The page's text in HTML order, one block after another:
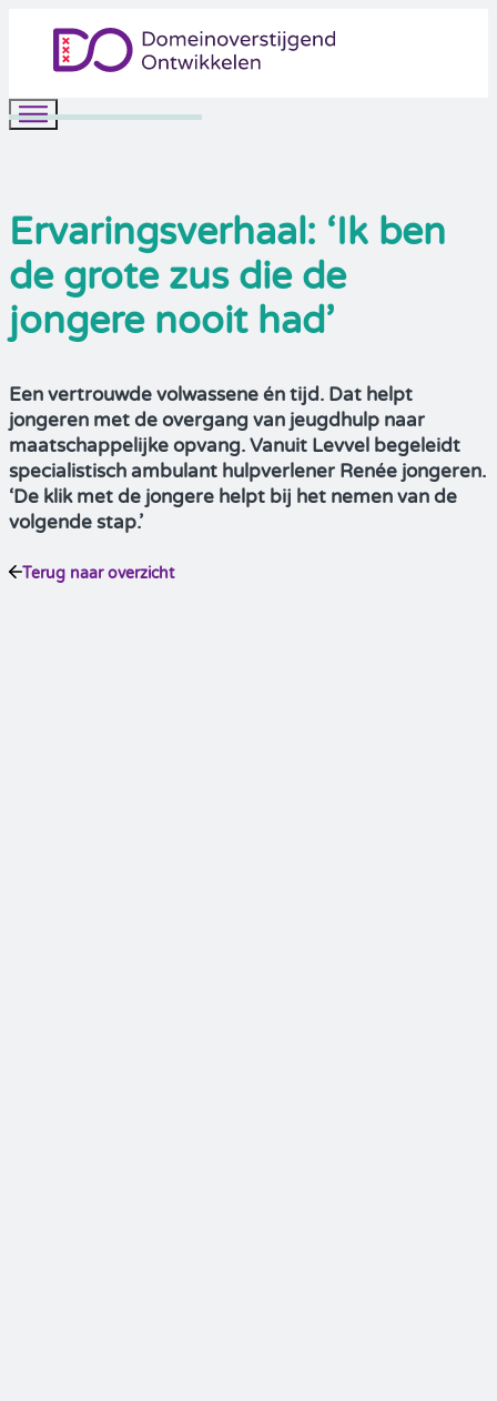
Ervaringsverhaal: ‘Ik ben
de grote zus die de
jongere nooit had’
Een vertrouwde volwassene én tijd. Dat helpt
jongeren met de overgang van jeugdhulp naar
maatschappelijke opvang. Vanuit Levvel begeleidt
specialistisch ambulant hulpverlener Renée jongeren.
‘De klik met de jongere helpt bij het nemen van de
volgende stap.’
Terug naar overzicht